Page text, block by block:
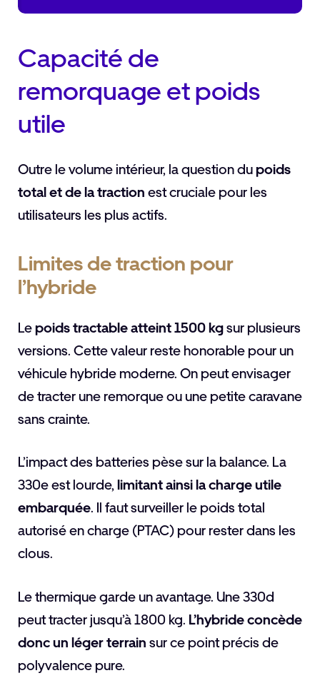
Capacité de
remorquage et poids
utile
Outre le volume intérieur, la question dupoids
total et de la traction est cruciale pour les
utilisateurs les plus actifs.
Limites de traction pour
l’hybride
Lepoids tractable atteint 1500 kgsur plusieurs
versions. Cette valeur reste honorable pour un
véhicule hybride moderne. On peut envisager
de tracter une remorque ou une petite caravane
sans crainte.
L’impact des batteries pèse sur la balance. La
330e est lourde, limitant ainsi la charge utile
embarquée. Il faut surveiller le poids total
autorisé en charge (PTAC) pour rester dans les
clous.
Le thermique garde un avantage. Une 330d
peut tracter jusqu’à 1800 kg. L’hybride concède
donc un léger terrain sur ce point précis de
polyvalence pure.